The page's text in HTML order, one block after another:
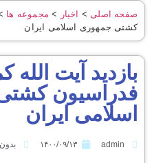
صفحه اصلی > اخبار > مجموعه ‌ها
کشتی جمهوری اسلامی ایران
بازدید آیت‌ الله
فدراسیون
اسلامی ایران
admin ۱۴۰۰/۰۹/۱۳